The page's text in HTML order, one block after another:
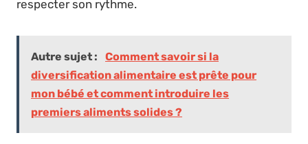
respecter son rythme.
Autre sujet :
Comment savoir si la
diversification alimentaire est prête pour
mon bébé et comment introduire les
premiers aliments solides ?